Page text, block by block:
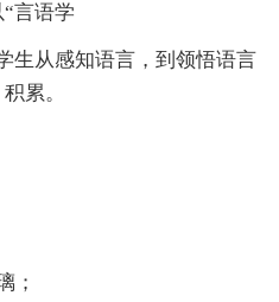
言语学
从感知语言，到领悟语言
累。
；